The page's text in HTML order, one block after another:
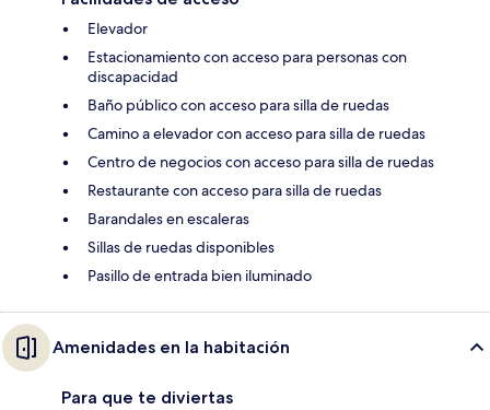
Elevador
Estacionamiento con acceso para personas con
discapacidad
Baño público con acceso para silla de ruedas
Camino a elevador con acceso para silla de ruedas
Centro de negocios con acceso para silla de ruedas
Restaurante con acceso para silla de ruedas
Barandales en escaleras
Sillas de ruedas disponibles
Pasillo de entrada bien iluminado
Amenidades en la habitación
Para que te diviertas